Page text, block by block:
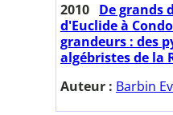
2010 De grands
d'Euclide à
grandeurs : des
algébristes de la
Auteur : Barbin